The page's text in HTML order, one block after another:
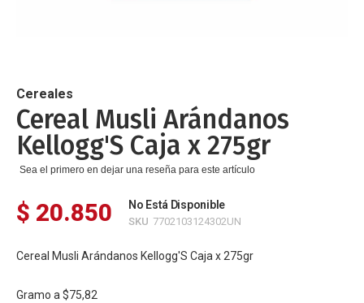
de
la
galería
de
imágenes
Cereales
Cereal Musli Arándanos
Kellogg'S Caja x 275gr
Sea el primero en dejar una reseña para este artículo
$ 20.850 No Está Disponible
SKU 7702103124302UN
Cereal Musli Arándanos Kellogg'S Caja x 275gr
Gramo a $75,82